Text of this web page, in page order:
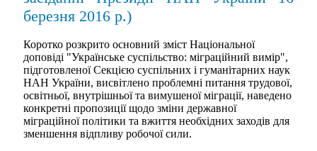
березня 2016 р.)
Коротко розкрито основний зміст Національної
доповіді "Українське суспільство: міграційний вимір",
підготовленої Секцією суспільних і гуманітарних наук
НАН України, висвітлено проблемні питання трудової,
освітньої, внутрішньої та вимушеної міграції, наведено
конкретні пропозиції щодо зміни державної
міграційної політики та вжиття необхідних заходів для
зменшення відпливу робочої сили.